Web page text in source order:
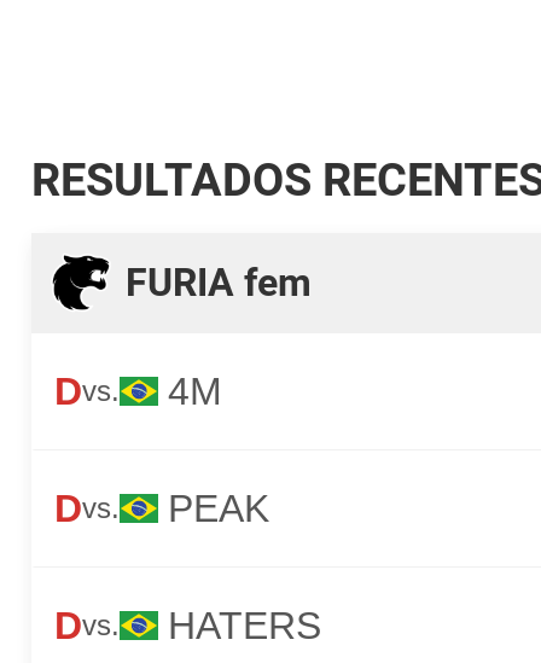
RESULTADOS
FURIA fem
Dvs. 4M
Dvs. PEAK
Dvs. HATERS